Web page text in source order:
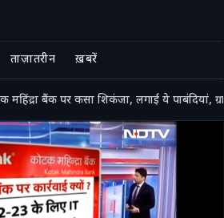
ताज़ातरीन ख़बरें
महिंद्रा बैंक पर कसा शिकंजा, लगाई ये पाबंदियां,